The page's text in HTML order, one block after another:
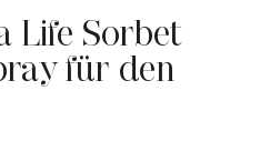
Life Sorbet
für den